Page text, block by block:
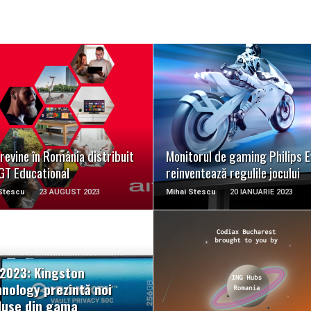
în România distribuit
Educational
23 AUGUST 2023
READ MORE
Monitorul de gaming Philips
reinventează regulile jocului
Mihai Stescu 20 IANUARIE 2023
READ MORE
Kingston
prezintă noi
din gama
READ MORE READ MORE